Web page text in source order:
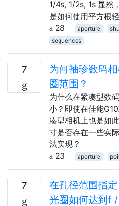
1/4s, 1/2s, 1s 显然
是如何使用平方根
28
aperture
sequences
7
为何袖珍数码
圈范围？
为什么在紧凑型数
小？即使在佳能
凑型相机上也是如
寸是否存在一些实
法实现？
23
aperture
7
在孔径范围指
光圈如何达到f /